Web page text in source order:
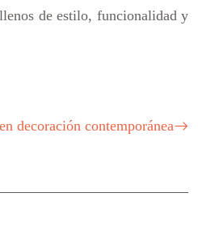
de estilo, funcionalidad y
decoración contemporánea